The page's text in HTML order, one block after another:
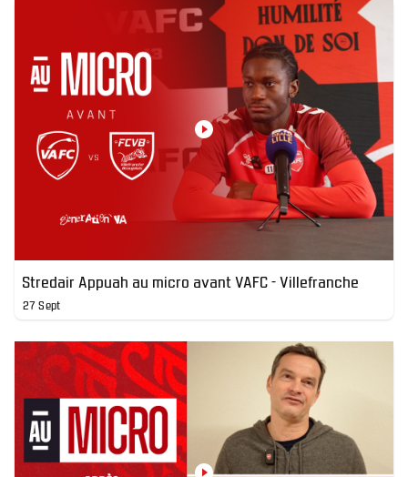
Stredair Appuah au micro avant VAFC - Villefranche
27 Sept